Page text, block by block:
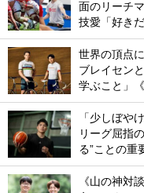
面のリーチ
技愛「好き
世界の頂点
ブレイセン
学ぶこと」
「少しぼや
リーグ屈指
る”ことの重
《山の神対